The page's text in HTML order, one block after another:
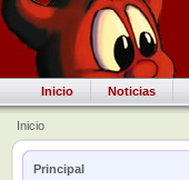
Inicio Noticias
Inicio
Principal